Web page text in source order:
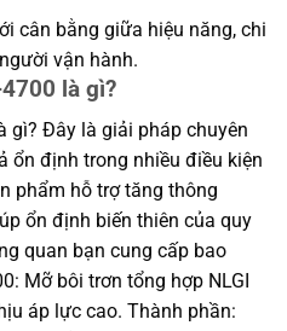
cân bằng giữa hiệu năng, chi
vận hành.
là gì?
gì? Đây là giải pháp chuyên
ổn định trong nhiều điều kiện
phẩm hỗ trợ tăng thông
ổn định biến thiên của quy
quan bạn cung cấp bao
Mỡ bôi trơn tổng hợp NLGI
áp lực cao. Thành phần: